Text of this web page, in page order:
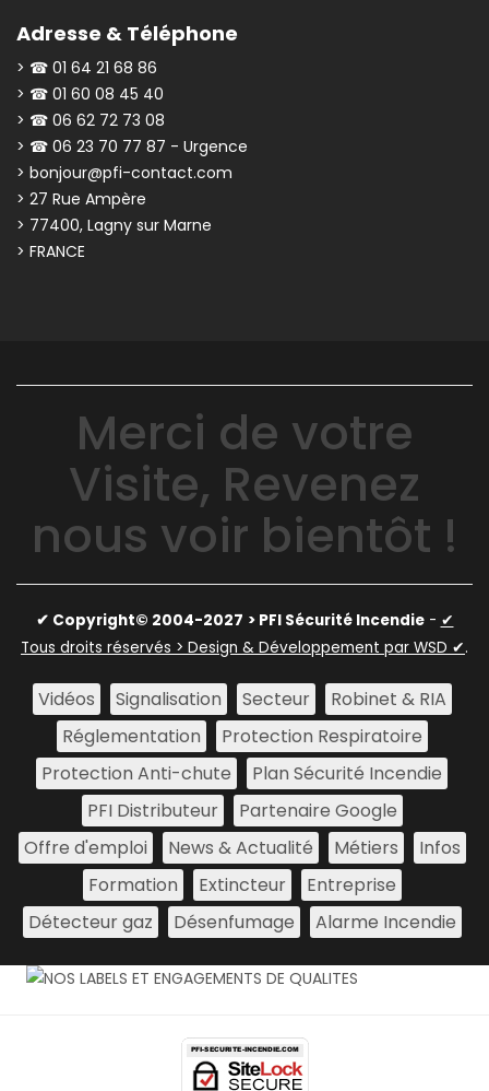
Adresse & Téléphone
> ☎ 01 64 21 68 86
> ☎ 01 60 08 45 40
> ☎ 06 62 72 73 08
> ☎ 06 23 70 77 87 - Urgence
> bonjour@pfi-contact.com
> 27 Rue Ampère
> 77400, Lagny sur Marne
> FRANCE
Merci de votre
Visite, Revenez
nous voir bientôt !
✔ Copyright© 2004-2027 > PFI Sécurité Incendie- ✔
Tous droits réservés > Design & Développement par WSD ✔.
Vidéos Signalisation Secteur
Robinet & RIA
Réglementation
Protection Respiratoire
Protection Anti-chute
Plan Sécurité Incendie
PFI Distributeur
Partenaire Google
Offre d'emploi
News & Actualité Métiers
Infos
Formation
Extincteur
Entreprise
Détecteur gaz
Désenfumage Alarme Incendie